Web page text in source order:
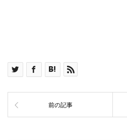
前の記事